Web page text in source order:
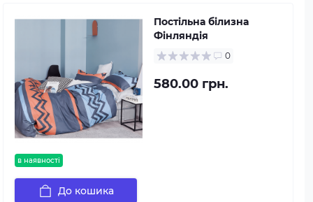
в наявності
Постільна білизна
Фінляндія
0
580.00 грн.
До кошика